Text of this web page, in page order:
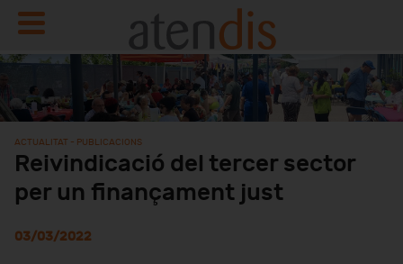
ACTUALITAT - PUBLICACIONS
Reivindicació del tercer sector
per un finançament just
03/03/2022